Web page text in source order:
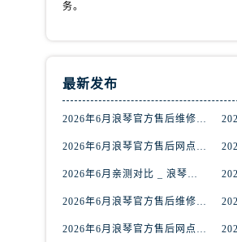
务。
最新发布
2026年6月浪琴官方售后维修保养网络迁址及新设点快报
2026年6月浪琴官方售后网点调整明细最终篇（迁址+新开业）
2026年6月亲测对比 _ 浪琴全国官方售后服务体系2026焕新升级公告
2026年6月浪琴官方售后维修保养业务网点重新配置补充通知原文内容公示
2026年6月浪琴官方售后网点｜地址电话权威指南